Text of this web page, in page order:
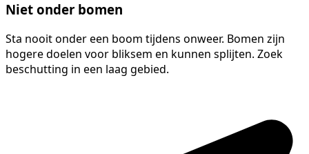
Niet onder bomen
Sta nooit onder een boom tijdens onweer. Bomen zijn
hogere doelen voor bliksem en kunnen splijten. Zoek
beschutting in een laag gebied.